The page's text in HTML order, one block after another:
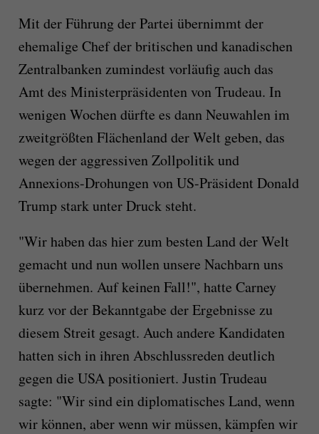
Mit der Führung der Partei übernimmt der
ehemalige Chef der britischen und kanadischen
Zentralbanken zumindest vorläufig auch das
Amt des Ministerpräsidenten von Trudeau. In
wenigen Wochen dürfte es dann Neuwahlen im
zweitgrößten Flächenland der Welt geben, das
wegen der aggressiven Zollpolitik und
Annexions-Drohungen von US-Präsident Donald
Trump stark unter Druck steht.
"Wir haben das hier zum besten Land der Welt
gemacht und nun wollen unsere Nachbarn uns
übernehmen. Auf keinen Fall!", hatte Carney
kurz vor der Bekanntgabe der Ergebnisse zu
diesem Streit gesagt. Auch andere Kandidaten
hatten sich in ihren Abschlussreden deutlich
gegen die USA positioniert. Justin Trudeau
sagte: "Wir sind ein diplomatisches Land, wenn
wir können, aber wenn wir müssen, kämpfen wir